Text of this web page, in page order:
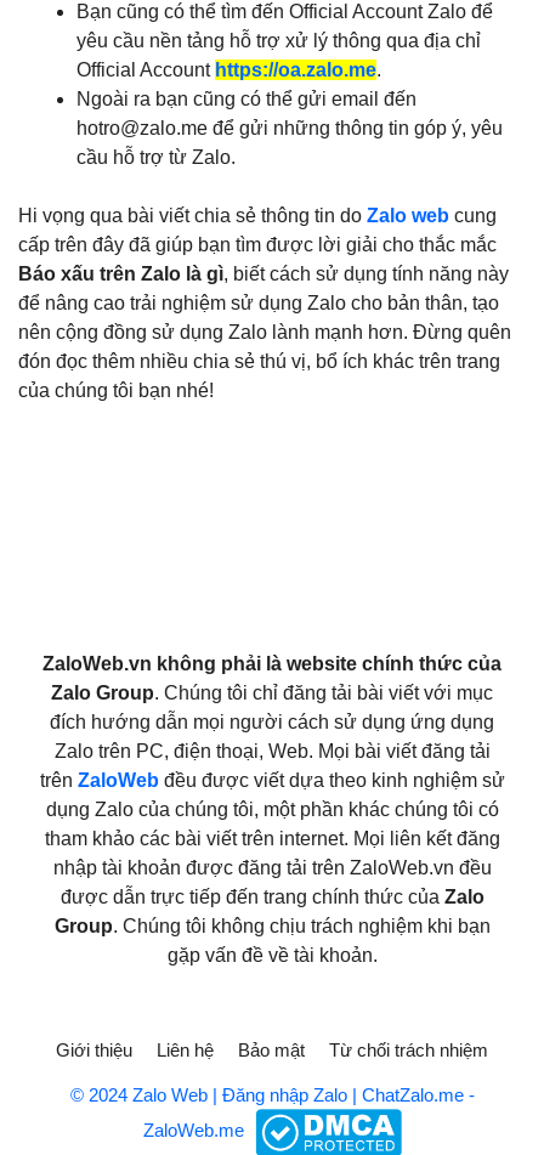
Bạn cũng có thể tìm đến Official Account Zalo để
yêu cầu nền tảng hỗ trợ xử lý thông qua địa chỉ
Official Account https://oa.zalo.me.
Ngoài ra bạn cũng có thể gửi email đến
hotro@zalo.me để gửi những thông tin góp ý, yêu
cầu hỗ trợ từ Zalo.
Hi vọng qua bài viết chia sẻ thông tin do Zalo web cung
cấp trên đây đã giúp bạn tìm được lời giải cho thắc mắc
Báo xấu trên Zalo là gì, biết cách sử dụng tính năng này
để nâng cao trải nghiệm sử dụng Zalo cho bản thân, tạo
nên cộng đồng sử dụng Zalo lành mạnh hơn. Đừng quên
đón đọc thêm nhiều chia sẻ thú vị, bổ ích khác trên trang
của chúng tôi bạn nhé!
ZaloWeb.vn không phải là website chính thức của
Zalo Group. Chúng tôi chỉ đăng tải bài viết với mục
đích hướng dẫn mọi người cách sử dụng ứng dụng
Zalo trên PC, điện thoại, Web. Mọi bài viết đăng tải
trên ZaloWebđều được viết dựa theo kinh nghiệm sử
dụng Zalo của chúng tôi, một phần khác chúng tôi có
tham khảo các bài viết trên internet. Mọi liên kết đăng
nhập tài khoản được đăng tải trên ZaloWeb.vn đều
được dẫn trực tiếp đến trang chính thức của Zalo
Group. Chúng tôi không chịu trách nghiệm khi bạn
gặp vấn đề về tài khoản.
Giới thiệu Liên hệ Bảo mật Từ chối trách nhiệm
© 2024 Zalo Web | Đăng nhập Zalo | ChatZalo.me -
ZaloWeb.me